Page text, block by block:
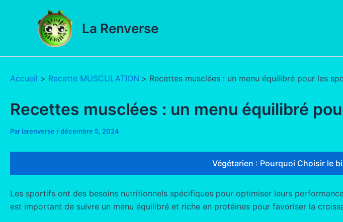
La Renverse
Accueil Recette MUSCULATION Recettes musclées : un menu équilibré pour les
Recettes musclées : un menu équilibré
Par larenverse /décembre 5, 2024
Végétarien : Pourquoi Choisir le
Les sportifs ont des besoins nutritionnels spécifiques pour optimiser leurs
est important de suivre un menu équilibré et riche en protéines pour favoriser la